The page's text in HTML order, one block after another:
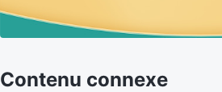
Contenu connexe